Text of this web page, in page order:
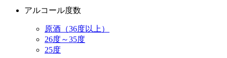
アルコール度数
原酒（36度以上）
26度～35度
25度